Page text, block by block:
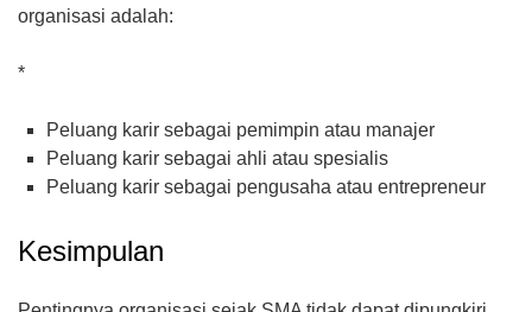
organisasi adalah:
*
Peluang karir sebagai pemimpin atau manajer
Peluang karir sebagai ahli atau spesialis
Peluang karir sebagai pengusaha atau entrepreneur
Kesimpulan